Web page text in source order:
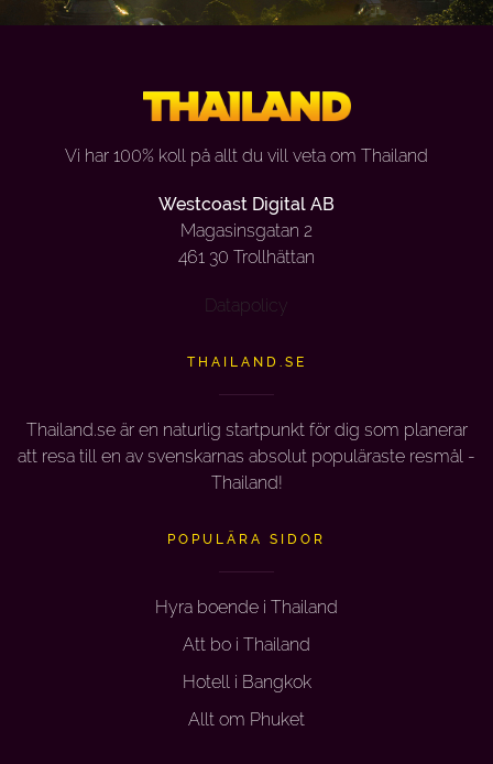
Vi har 100% koll på allt du vill veta om Thailand
Westcoast Digital AB
Magasinsgatan 2
461 30 Trollhättan
Datapolicy
THAILAND.SE
Thailand.se är en naturlig startpunkt för dig som planerar
att resa till en av svenskarnas absolut populäraste resmål -
Thailand!
POPULÄRA SIDOR
Hyra boende i Thailand
Att bo i Thailand
Hotell i Bangkok
Allt om Phuket